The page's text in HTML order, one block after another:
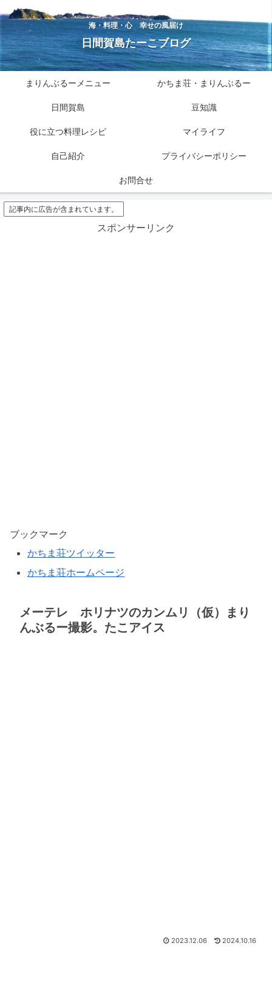
海・料理・心 幸せの風届け
日間賀島たーこブログ
まりんぶるーメニュー かちま荘・まりんぶるー
日間賀島 豆知識
役に立つ料理レシピ マイライフ
自己紹介 プライバシーポリシー
お問合せ
記事内に広告が含まれています。
スポンサーリンク
ブックマーク
かちま荘ツイッター
かちま荘ホームページ
メーテレ ホリナツのカンムリ（仮）まり
んぶるー撮影。たこアイス
2023.12.06 2024.10.16